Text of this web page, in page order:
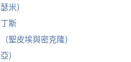
米）
斯
聖皮埃與密克隆）
）